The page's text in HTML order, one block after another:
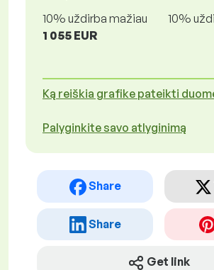
10% uždirba mažiau
1 055 EUR
10%
Ką reiškia grafike pateikti
Palyginkite savo atlyginimą
Share
Share
Get link